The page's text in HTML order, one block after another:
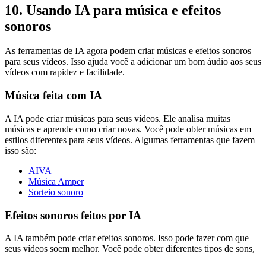
10. Usando IA para música e efeitos
sonoros
As ferramentas de IA agora podem criar músicas e efeitos sonoros
para seus vídeos. Isso ajuda você a adicionar um bom áudio aos seus
vídeos com rapidez e facilidade.
Música feita com IA
A IA pode criar músicas para seus vídeos. Ele analisa muitas
músicas e aprende como criar novas. Você pode obter músicas em
estilos diferentes para seus vídeos. Algumas ferramentas que fazem
isso são:
AIVA
Música Amper
Sorteio sonoro
Efeitos sonoros feitos por IA
A IA também pode criar efeitos sonoros. Isso pode fazer com que
seus vídeos soem melhor. Você pode obter diferentes tipos de sons,